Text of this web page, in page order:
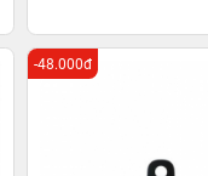
-48.000đ